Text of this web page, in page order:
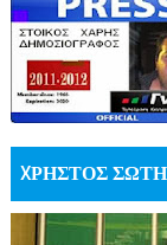
XΡΗΣΤΟΣ